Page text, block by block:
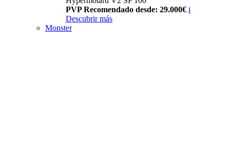
PVP Recomendado desde: 29.000€ i
Descubrir más
Monster